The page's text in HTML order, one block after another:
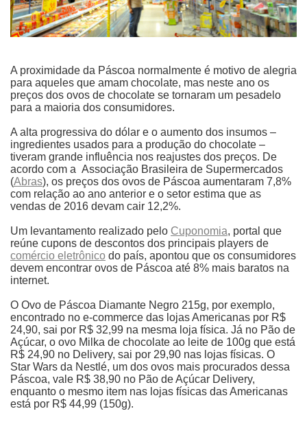
A proximidade da Páscoa normalmente é motivo de alegria
para aqueles que amam chocolate, mas neste ano os
preços dos ovos de chocolate se tornaram um pesadelo
para a maioria dos consumidores.
A alta progressiva do dólar e o aumento dos insumos –
ingredientes usados para a produção do chocolate –
tiveram grande influência nos reajustes dos preços. De
acordo com a Associação Brasileira de Supermercados
(Abras), os preços dos ovos de Páscoa aumentaram 7,8%
com relação ao ano anterior e o setor estima que as
vendas de 2016 devam cair 12,2%.
Um levantamento realizado pelo Cuponomia, portal que
reúne cupons de descontos dos principais players de
comércio eletrônico do país, apontou que os consumidores
devem encontrar ovos de Páscoa até 8% mais baratos na
internet.
O Ovo de Páscoa Diamante Negro 215g, por exemplo,
encontrado no e-commerce das lojas Americanas por R$
24,90, sai por R$ 32,99 na mesma loja física. Já no Pão de
Açúcar, o ovo Milka de chocolate ao leite de 100g que está
R$ 24,90 no Delivery, sai por 29,90 nas lojas físicas. O
Star Wars da Nestlé, um dos ovos mais procurados dessa
Páscoa, vale R$ 38,90 no Pão de Açúcar Delivery,
enquanto o mesmo item nas lojas físicas das Americanas
está por R$ 44,99 (150g).